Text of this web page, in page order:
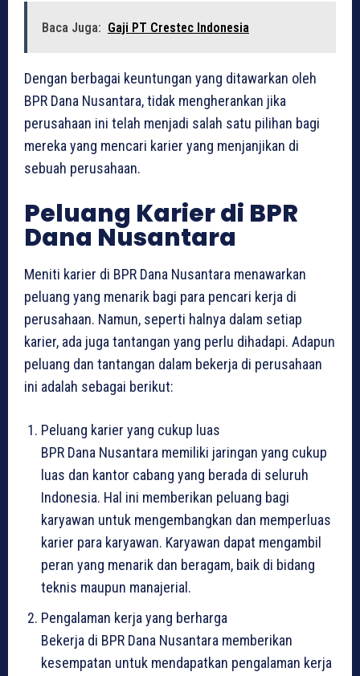
Baca Juga: Gaji PT Crestec Indonesia
Dengan berbagai keuntungan yang ditawarkan oleh
BPR Dana Nusantara, tidak mengherankan jika
perusahaan ini telah menjadi salah satu pilihan bagi
mereka yang mencari karier yang menjanjikan di
sebuah perusahaan.
Peluang Karier di BPR
Dana Nusantara
Meniti karier di BPR Dana Nusantara menawarkan
peluang yang menarik bagi para pencari kerja di
perusahaan. Namun, seperti halnya dalam setiap
karier, ada juga tantangan yang perlu dihadapi. Adapun
peluang dan tantangan dalam bekerja di perusahaan
ini adalah sebagai berikut:
Peluang karier yang cukup luas
BPR Dana Nusantara memiliki jaringan yang cukup
luas dan kantor cabang yang berada di seluruh
Indonesia. Hal ini memberikan peluang bagi
karyawan untuk mengembangkan dan memperluas
karier para karyawan. Karyawan dapat mengambil
peran yang menarik dan beragam, baik di bidang
teknis maupun manajerial.
Pengalaman kerja yang berharga
Bekerja di BPR Dana Nusantara memberikan
kesempatan untuk mendapatkan pengalaman kerja